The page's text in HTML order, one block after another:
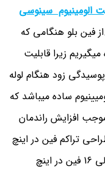
الومینیوم سینوسی
فین بلو هنگامی که
زیرا قابلیت
زود هنگام لوله
ساده میباشد که
افزایش راندمان
تراکم فین در اینچ
با توجه به استانداردهای قطر لوله بین 10 الی 16 فین در اینچ